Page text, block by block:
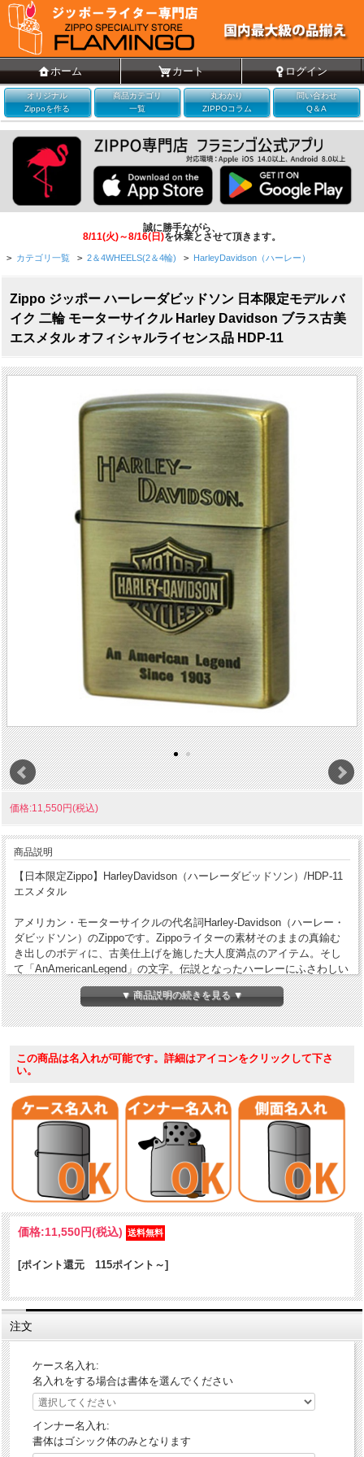
ホーム カート ログイン
オリジナル
Zippoを作る
商品カテゴリ
一覧
丸わかり
ZIPPOコラム
問い合わせ
Q＆A
誠に勝手ながら、
8/11(火)～8/16(日)を休業とさせて頂きます。
> カテゴリ一覧 > 2＆4WHEELS(2＆4輪) > HarleyDavidson（ハーレー）
Zippo ジッポー ハーレーダビッドソン 日本限定モデル バ
イク 二輪 モーターサイクル Harley Davidson ブラス古美
エスメタル オフィシャルライセンス品 HDP-11
価格:11,550円(税込)
商品説明
【日本限定Zippo】HarleyDavidson（ハーレーダビッドソン）/HDP-11
エスメタル
アメリカン・モーターサイクルの代名詞Harley-Davidson（ハーレー・
ダビッドソン）のZippoです。Zippoライターの素材そのままの真鍮む
き出しのボディに、古美仕上げを施した大人度満点のアイテム。そし
て「AnAmericanLegend」の文字。伝説となったハーレーにふさわしい
落ち着いた仕上がりです。特約店販売制、日本国内限定販売品です。
Harley専用の化粧箱が付属します。
ケース形状：レギュラーケース
その他：特約店販売制｜日本限定販売
▼ 商品説明の続きを見る ▼
この商品は名入れが可能です。詳細はアイコンをクリックして下さ
い。
価格:11,550円(税込)
[ポイント還元 115ポイント～]
注文
ケース名入れ:
名入れをする場合は書体を選んでください
インナー名入れ:
書体はゴシック体のみとなります